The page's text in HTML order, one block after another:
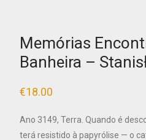
Memórias
Banheira –
€18.00
Ano 3149, Terra. Quando é
terá resistido à papyrólise — o